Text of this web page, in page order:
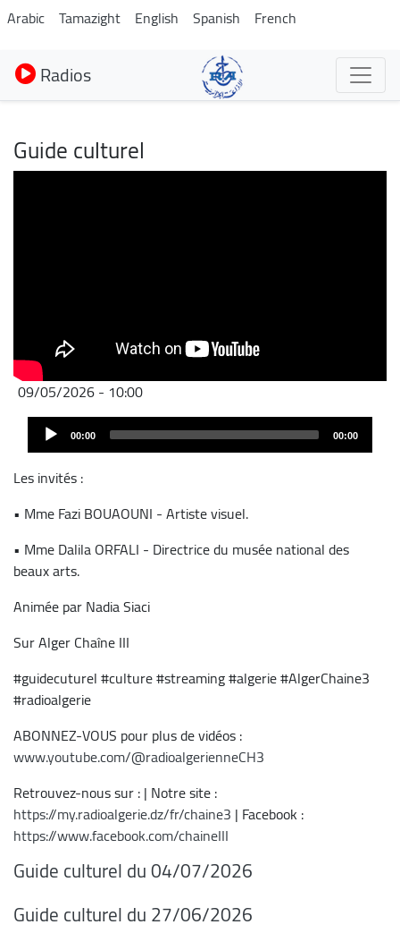
Aller
au
contenu
principal
Arabic Tamazight English Spanish French
Radios
Guide culturel
09/05/2026 - 10:00
Audio
Player 00:00 00:00
Les invités :
• Mme Fazi BOUAOUNI - Artiste visuel.
• Mme Dalila ORFALI - Directrice du musée national des
beaux arts.
Animée par Nadia Siaci
Sur Alger Chaîne III
#guidecuturel #culture #streaming #algerie #AlgerChaine3
#radioalgerie
ABONNEZ-VOUS pour plus de vidéos :
www.youtube.com/@radioalgerienneCH3
Retrouvez-nous sur : | Notre site :
https://my.radioalgerie.dz/fr/chaine3 | Facebook :
https://www.facebook.com/chaineIII
Guide culturel du 04/07/2026
Guide culturel du 27/06/2026